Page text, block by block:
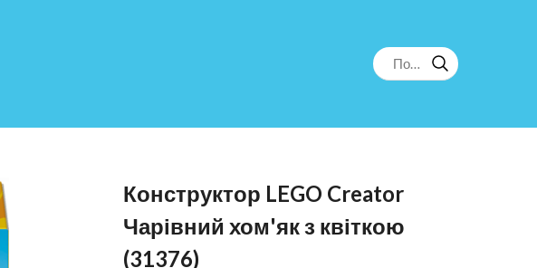
Конструктор LEGO Creator
Чарівний хом'як з квіткою
(31376)